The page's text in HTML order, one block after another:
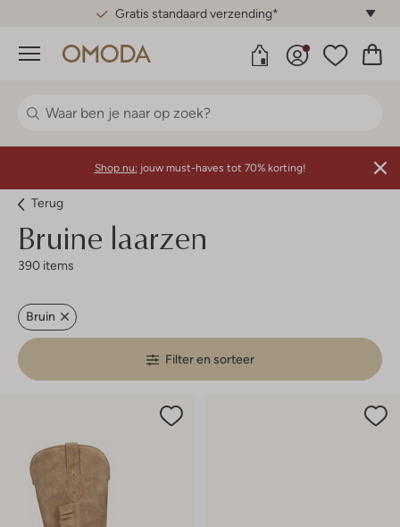
Gratis standaard verzending*
Menu
Shop nu: jouw must-haves tot 70% korting!
Terug
Bruine laarzen
390 items
Bruin
Filter en sorteer